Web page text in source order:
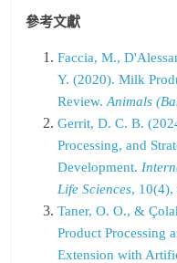
參考文獻
Faccia, M.,
Y. (2020). Milk
Review.Animals
Gerrit, D. C. B.
Processing, and
Development.
Life Sciences, 10(4),
Taner, O. O., &
Product Processing
Extension with